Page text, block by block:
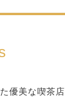
優美な喫茶店